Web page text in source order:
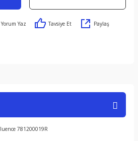
Yorum Yaz Tavsiye Et Paylaş
781200019R